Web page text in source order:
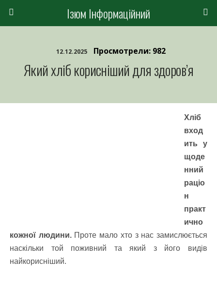
Ізюм Інформаційний
12.12.2025 Просмотрели: 982
Який хліб корисніший для здоров’я
Хліб
вход
ить у
щоде
нний
раціо
н
практ
ично
кожної людини. Проте мало хто з нас замислюється
наскільки той поживний та який з його видів
найкорисніший.